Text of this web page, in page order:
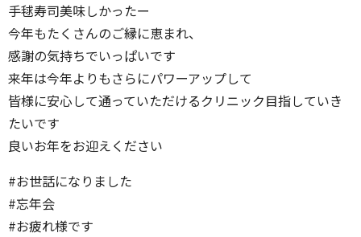
手毬寿司美味しかったー
今年もたくさんのご縁に恵まれ、
感謝の気持ちでいっぱいです
来年は今年よりもさらにパワーアップして
皆様に安心して通っていただけるクリニック目指していき
たいです
良いお年をお迎えください
#お世話になりました
#忘年会
#お疲れ様です